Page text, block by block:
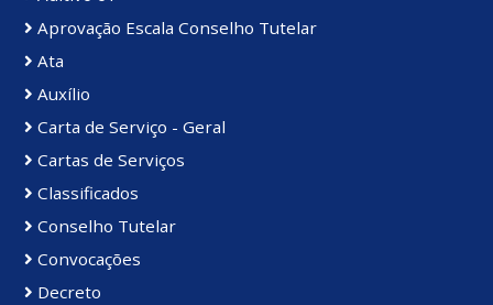
Aprovação Escala Conselho Tutelar
Ata
Auxílio
Carta de Serviço - Geral
Cartas de Serviços
Classificados
Conselho Tutelar
Convocações
Decreto